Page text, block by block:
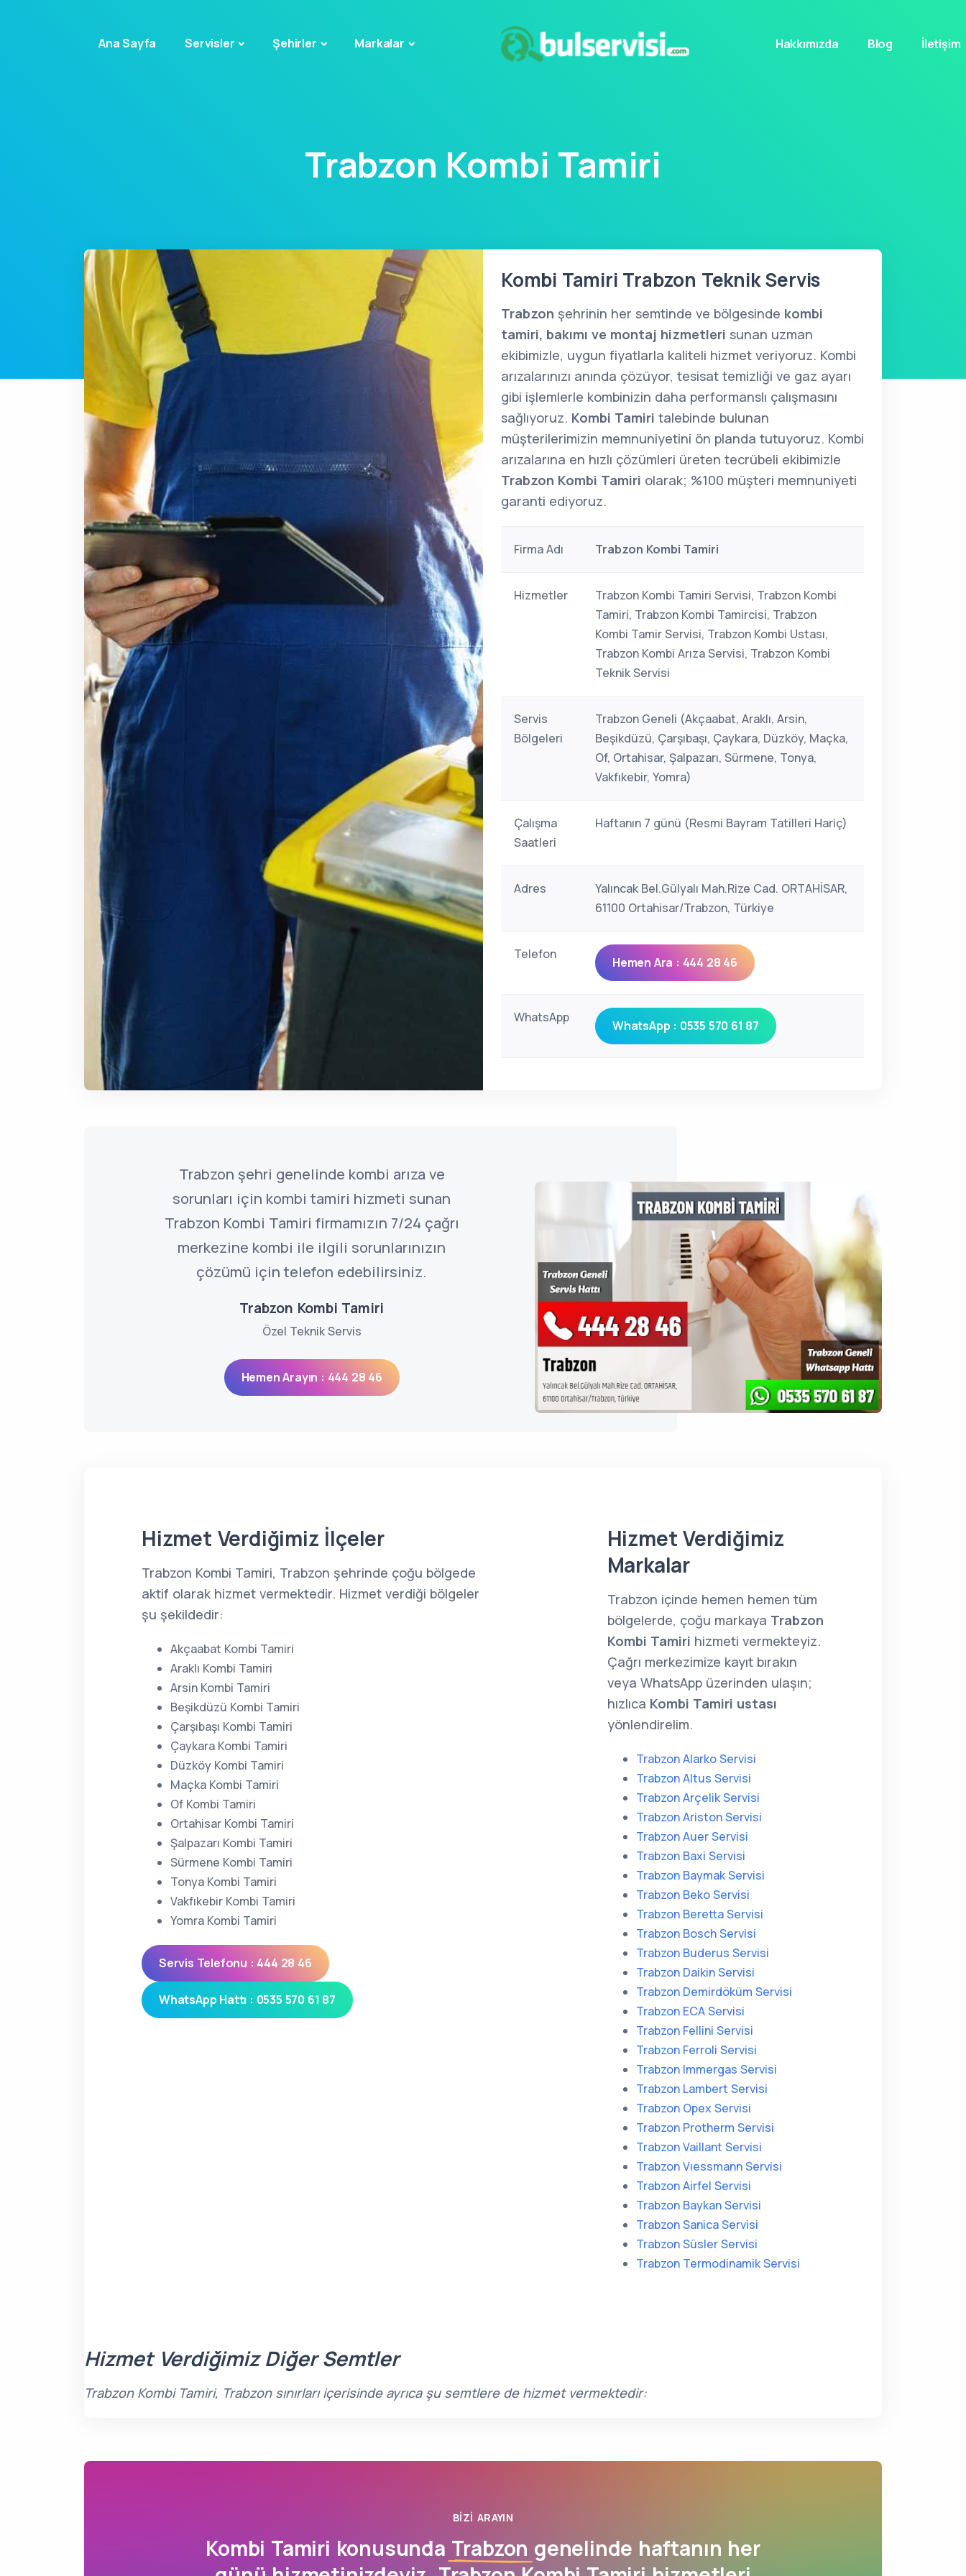
Ana Sayfa Servisler Şehirler Markalar Hakkımızda Blog İletişim
Trabzon Kombi Tamiri
Kombi Tamiri Trabzon Teknik Servis
Trabzon şehrinin her semtinde ve bölgesinde kombi
tamiri, bakımı ve montaj hizmetleri sunan uzman
ekibimizle, uygun fiyatlarla kaliteli hizmet veriyoruz. Kombi
arızalarınızı anında çözüyor, tesisat temizliği ve gaz ayarı
gibi işlemlerle kombinizin daha performanslı çalışmasını
sağlıyoruz. Kombi Tamiri talebinde bulunan
müşterilerimizin memnuniyetini ön planda tutuyoruz. Kombi
arızalarına en hızlı çözümleri üreten tecrübeli ekibimizle
Trabzon Kombi Tamiri olarak; %100 müşteri memnuniyeti
garanti ediyoruz.
Firma Adı Trabzon Kombi Tamiri
Hizmetler
Trabzon Kombi Tamiri Servisi, Trabzon Kombi
Tamiri, Trabzon Kombi Tamircisi, Trabzon
Kombi Tamir Servisi, Trabzon Kombi Ustası,
Trabzon Kombi Arıza Servisi, Trabzon Kombi
Teknik Servisi
Servis
Bölgeleri
Trabzon Geneli (Akçaabat, Araklı, Arsin,
Beşikdüzü, Çarşıbaşı, Çaykara, Düzköy, Maçka,
Of, Ortahisar, Şalpazarı, Sürmene, Tonya,
Vakfıkebir, Yomra)
Çalışma
Saatleri
Haftanın 7 günü (Resmi Bayram Tatilleri Hariç)
Adres
Yalıncak Bel.Gülyalı Mah.Rize Cad. ORTAHİSAR,
61100 Ortahisar/Trabzon, Türkiye
Telefon
Hemen Ara : 444 28 46
WhatsApp
WhatsApp : 0535 570 61 87
Trabzon şehri genelinde kombi arıza ve
sorunları için kombi tamiri hizmeti sunan
Trabzon Kombi Tamiri firmamızın 7/24 çağrı
merkezine kombi ile ilgili sorunlarınızın
çözümü için telefon edebilirsiniz.
Trabzon Kombi Tamiri
Özel Teknik Servis
Hemen Arayın : 444 28 46
Hizmet Verdiğimiz İlçeler
Trabzon Kombi Tamiri, Trabzon şehrinde çoğu bölgede
aktif olarak hizmet vermektedir. Hizmet verdiği bölgeler
şu şekildedir:
Akçaabat Kombi Tamiri
Araklı Kombi Tamiri
Arsin Kombi Tamiri
Beşikdüzü Kombi Tamiri
Çarşıbaşı Kombi Tamiri
Çaykara Kombi Tamiri
Düzköy Kombi Tamiri
Maçka Kombi Tamiri
Of Kombi Tamiri
Ortahisar Kombi Tamiri
Şalpazarı Kombi Tamiri
Sürmene Kombi Tamiri
Tonya Kombi Tamiri
Vakfıkebir Kombi Tamiri
Yomra Kombi Tamiri
Servis Telefonu : 444 28 46
WhatsApp Hattı : 0535 570 61 87
Hizmet Verdiğimiz
Markalar
Trabzon içinde hemen hemen tüm
bölgelerde, çoğu markaya Trabzon
Kombi Tamiri hizmeti vermekteyiz.
Çağrı merkezimize kayıt bırakın
veya WhatsApp üzerinden ulaşın;
hızlıca Kombi Tamiri ustası
yönlendirelim.
Trabzon Alarko Servisi
Trabzon Altus Servisi
Trabzon Arçelik Servisi
Trabzon Ariston Servisi
Trabzon Auer Servisi
Trabzon Baxi Servisi
Trabzon Baymak Servisi
Trabzon Beko Servisi
Trabzon Beretta Servisi
Trabzon Bosch Servisi
Trabzon Buderus Servisi
Trabzon Daikin Servisi
Trabzon Demirdöküm Servisi
Trabzon ECA Servisi
Trabzon Fellini Servisi
Trabzon Ferroli Servisi
Trabzon Immergas Servisi
Trabzon Lambert Servisi
Trabzon Opex Servisi
Trabzon Protherm Servisi
Trabzon Vaillant Servisi
Trabzon Vıessmann Servisi
Trabzon Airfel Servisi
Trabzon Baykan Servisi
Trabzon Sanica Servisi
Trabzon Süsler Servisi
Trabzon Termodinamik Servisi
Hizmet Verdiğimiz Diğer Semtler
Trabzon Kombi Tamiri, Trabzon sınırları içerisinde ayrıca şu semtlere de hizmet vermektedir:
BIZI ARAYIN
Kombi Tamiri konusunda Trabzon genelinde haftanın her